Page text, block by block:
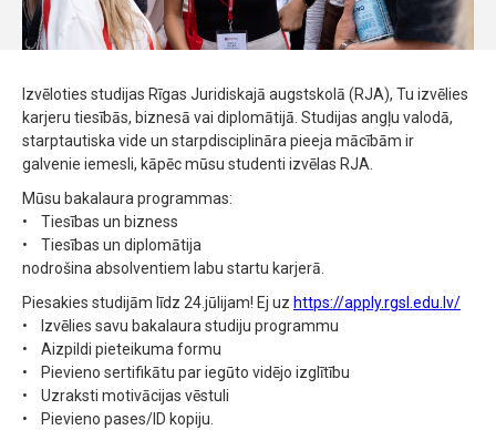
Izvēloties studijas Rīgas Juridiskajā augstskolā (RJA), Tu izvēlies
karjeru tiesībās, biznesā vai diplomātijā. Studijas angļu valodā,
starptautiska vide un starpdisciplināra pieeja mācībām ir
galvenie iemesli, kāpēc mūsu studenti izvēlas RJA.
Mūsu bakalaura programmas:
• Tiesības un bizness
• Tiesības un diplomātija
nodrošina absolventiem labu startu karjerā.
Piesakies studijām līdz 24.jūlijam! Ej uz https://apply.rgsl.edu.lv/
• Izvēlies savu bakalaura studiju programmu
• Aizpildi pieteikuma formu
• Pievieno sertifikātu par iegūto vidējo izglītību
• Uzraksti motivācijas vēstuli
• Pievieno pases/ID kopiju.